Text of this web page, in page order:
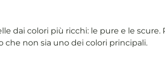
dai colori più ricchi: le pure e le scure.
non sia uno dei colori principali.